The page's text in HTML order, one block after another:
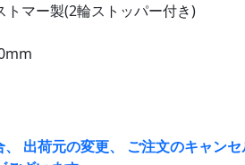
マー製(2輪ストッパー付き)
出荷元の変更、 ご注文のキャン